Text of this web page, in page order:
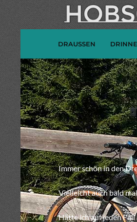
DRAUSSEN
Immer schön in den
Vielleicht auch bald
Hätte ich auf jeden Fall